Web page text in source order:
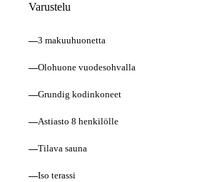
Varustelu
—3 makuuhuonetta
—Olohuone vuodesohvalla
—Grundig kodinkoneet
—Astiasto 8 henkilölle
—Tilava sauna
—Iso terassi